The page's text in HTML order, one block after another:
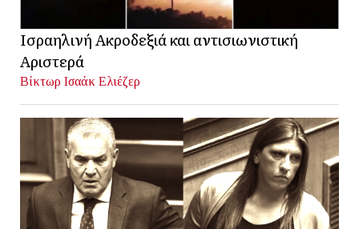
Ισραηλινή Ακροδεξιά και αντισιωνιστική
Αριστερά
Βίκτωρ Ισαάκ Ελιέζερ